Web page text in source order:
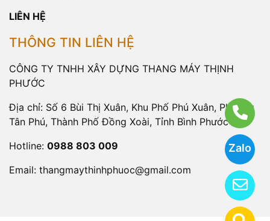
Zalo
LIÊN HỆ
THÔNG TIN LIÊN HỆ
CÔNG TY TNHH XÂY DỰNG THANG MÁY THỊNH
PHƯỚC
Địa chỉ: Số 6 Bùi Thị Xuân, Khu Phố Phú Xuân, Phường
Tân Phú, Thành Phố Đồng Xoài, Tỉnh Bình Phước
Hotline: 0988 803 009
Email: thangmaythinhphuoc@gmail.com